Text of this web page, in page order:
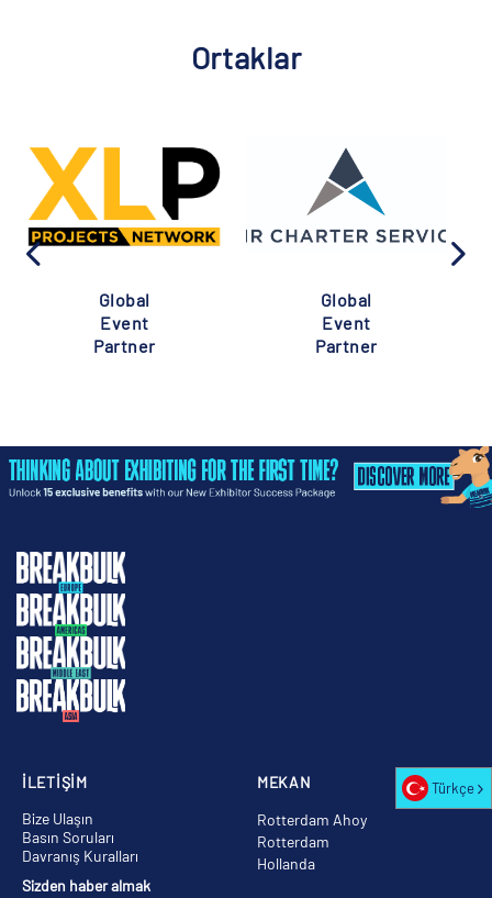
Ortaklar
Global
Event
Partner
Global
Event
Partner
MEKAN
Rotterdam Ahoy
Rotterdam
Hollanda
İLETİŞİM
Bize Ulaşın
Basın Soruları
Davranış Kuralları
Sizden haber almak
Türkçe